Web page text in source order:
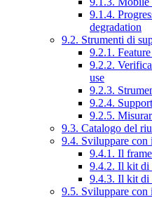
9.1.4.
degradation
9.2. Strumenti di
9.2.1.
9.2.2.
use
9.2.3.
9.2.4.
9.2.5.
9.3. Catalogo del
9.4. Sviluppare con
9.4.1. Il
9.4.2. Il kit di
9.4.3. Il kit di
9.5. Sviluppare con